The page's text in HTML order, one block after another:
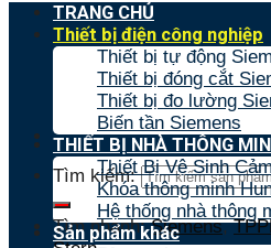
Tìm kiếm:
Tìm nhanh:Siemens,
TRANG CHỦ
Thiết bị điện công nghiệp
Thiết bị tự động
Thiết bị đóng cắt
Thiết bị đo lường
Biến tần Siemens
THIẾT BỊ NHÀ THÔNG
Thiết Bị Vệ Sinh
Khóa thông minh
Hệ thống nhà thông
Sản phẩm khác